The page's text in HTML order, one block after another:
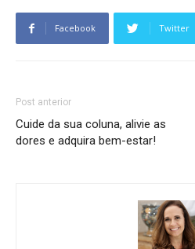
Facebook Twitter
Post anterior
Cuide da sua coluna, alivie as
dores e adquira bem-estar!